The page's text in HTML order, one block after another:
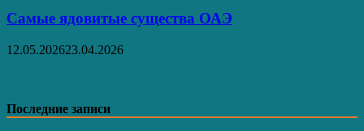
Самые ядовитые существа ОАЭ
12.05.202623.04.2026
Последние записи